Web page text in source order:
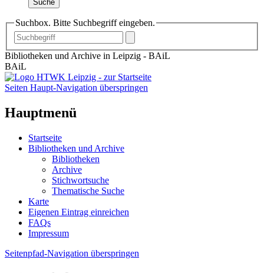
Suche
Suchbox. Bitte Suchbegriff eingeben.
Bibliotheken und Archive in Leipzig - BAiL
BAiL
Seiten Haupt-Navigation überspringen
Hauptmenü
Startseite
Bibliotheken und Archive
Bibliotheken
Archive
Stichwortsuche
Thematische Suche
Karte
Eigenen Eintrag einreichen
FAQs
Impressum
Seitenpfad-Navigation überspringen